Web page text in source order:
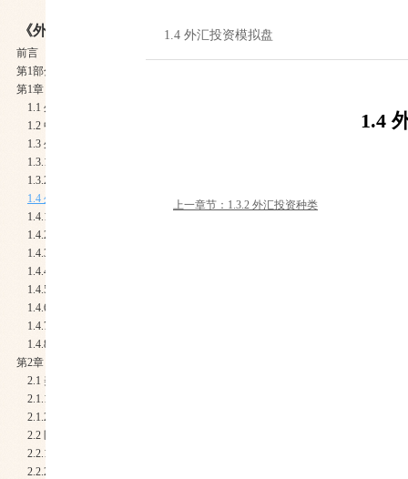
《外汇投资宝典》
前言
第1部分：外汇投资基础知识
第1章 外汇投资的渠道与特色
1.1 外汇、利率、利差
1.2 中国股市与外汇市场的区别
1.3 外汇投资的渠道
1.3.1 ECN与MM的区别
1.3.2 外汇投资种类
1.4 外汇投资模拟盘
1.4.1 MT4软件下载安装
1.4.2 开设新的模拟账户
1.4.3 下单
1.4.4 “手”的概念
1.4.5 “点”的概念
1.4.6 如何计算获利/亏损
1.4.7 平仓
1.4.8 止损价和获利价
第2章 影响外汇涨价的几大因素
2.1 美元
2.1.1 美元指数走势对外汇的影响
2.1.2 影响美元走势的因素
2.2 区域经济
2.2.1 区域经济对外汇的影响
2.2.2 影响区域货币走势的原因
1.4 外汇投资模拟盘
1.4
上一章节：1.3.2 外汇投资种类